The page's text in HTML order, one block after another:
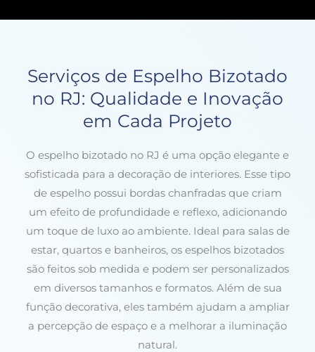
Serviços de Espelho Bizotado
no RJ: Qualidade e Inovação
em Cada Projeto
O espelho bizotado no RJ é uma opção elegante e
sofisticada para a decoração de interiores. Esse tipo
de espelho possui bordas chanfradas que criam
um efeito de profundidade e reflexo, adicionando
um toque de luxo ao ambiente. Ideal para salas de
estar, quartos e banheiros, os espelhos bizotados
são feitos sob medida e podem ser personalizados
em diversos tamanhos e formatos. Além de sua
função decorativa, eles também ajudam a ampliar
a percepção de espaço e a melhorar a iluminação
natural.